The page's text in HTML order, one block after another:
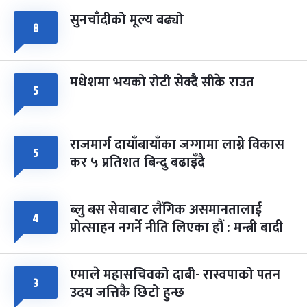
८ सुनचाँदीको मूल्य बढ्यो
५ मधेशमा भयको रोटी सेक्दै सीके राउत
५ राजमार्ग दायाँबायाँका जग्गामा लाग्ने विकास
कर ५ प्रतिशत बिन्दु बढाइँदै
४ ब्लु बस सेवाबाट लैंगिक असमानतालाई
प्रोत्साहन नगर्ने नीति लिएका हौं : मन्त्री बादी
३ एमाले महासचिवको दाबी- रास्वपाको पतन
उदय जत्तिकै छिटो हुन्छ